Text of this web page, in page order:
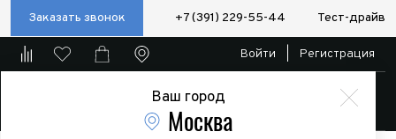
Заказать звонок +7 (391) 229-55-44 Тест-драйв
Ваш город
Москва
Войти Регистрация